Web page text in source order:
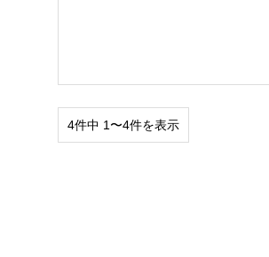
4件中 1〜4件を表示